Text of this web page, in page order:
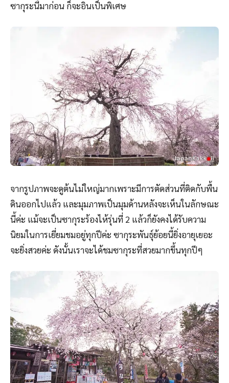
ซากุระนี้มาก่อน ก็จะอินเป็นพิเศษ
จากรูปภาพจะดูต้นไม่ใหญ่มากเพราะมีการตัดส่วนที่ติดกับพื้น
ดินออกไปแล้ว และมุมภาพเป็นมุมด้านหลังจะเห็นในลักษณะ
นี้ค่ะ แม้จะเป็นซากุระร้องไห้รุ่นที่ 2 แล้วก็ยังคงได้รับความ
นิยมในการเยี่ยมชมอยู่ทุกปีค่ะ ซากุระพันธุ์ย้อยนี้ยิ่งอายุเยอะ
จะยิ่งสวยค่ะ ดังนั้นเราจะได้ชมซากุระที่สวยมากขึ้นทุกปีๆ